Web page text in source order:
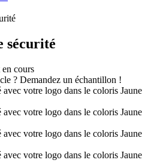
sécurité
en cours
? Demandez un échantillon !